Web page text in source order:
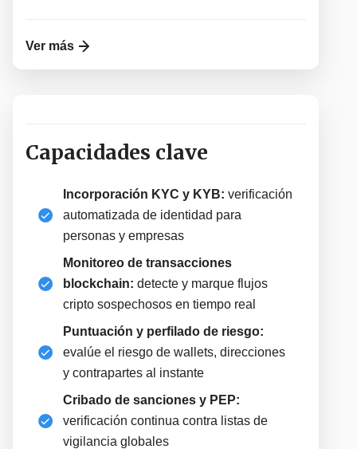
Ver más
Capacidades clave
Incorporación KYC y KYB: verificación
automatizada de identidad para
personas y empresas
Monitoreo de transacciones
blockchain: detecte y marque flujos
cripto sospechosos en tiempo real
Puntuación y perfilado de riesgo:
evalúe el riesgo de wallets, direcciones
y contrapartes al instante
Cribado de sanciones y PEP:
verificación continua contra listas de
vigilancia globales